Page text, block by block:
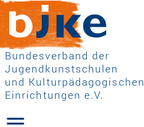
Bundesverband der
Jugendkunstschulen
und Kulturpädagogischen
Einrichtungen e.V.